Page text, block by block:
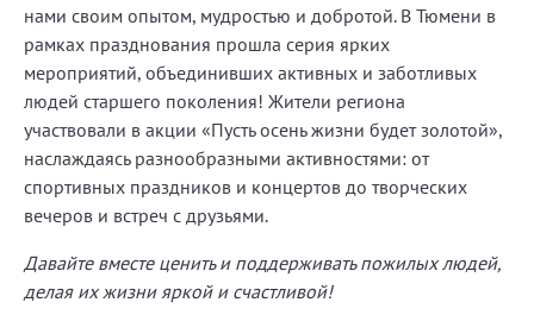
нами своим опытом, мудростью и добротой. В Тюмени в
рамках празднования прошла серия ярких
мероприятий, объединивших активных и заботливых
людей старшего поколения! Жители региона
участвовали в акции «Пусть осень жизни будет золотой»,
наслаждаясь разнообразными активностями: от
спортивных праздников и концертов до творческих
вечеров и встреч с друзьями.
Давайте вместе ценить и поддерживать пожилых людей,
делая их жизни яркой и счастливой!